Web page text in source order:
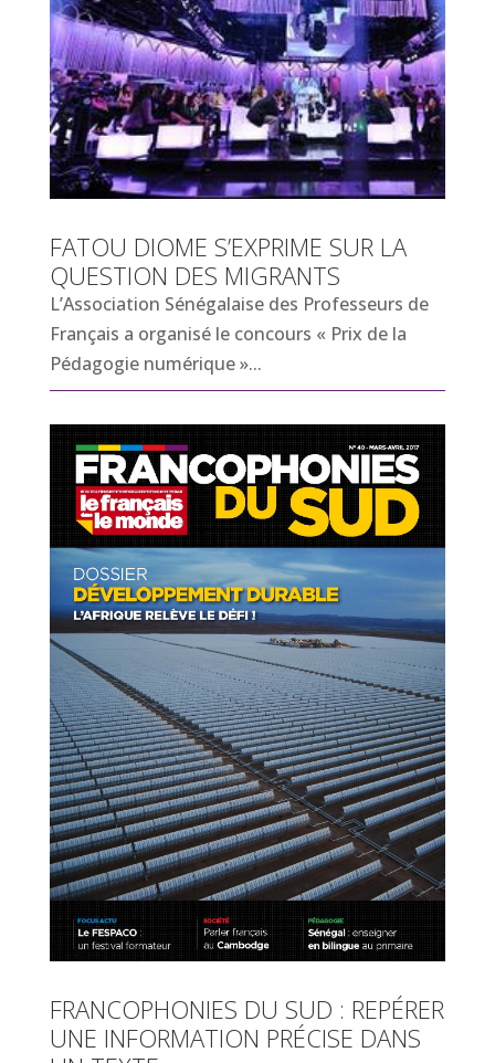
FATOU DIOME S’EXPRIME SUR LA
QUESTION DES MIGRANTS
L’Association Sénégalaise des Professeurs de
Français a organisé le concours « Prix de la
Pédagogie numérique »...
FRANCOPHONIES DU SUD : REPÉRER
UNE INFORMATION PRÉCISE DANS